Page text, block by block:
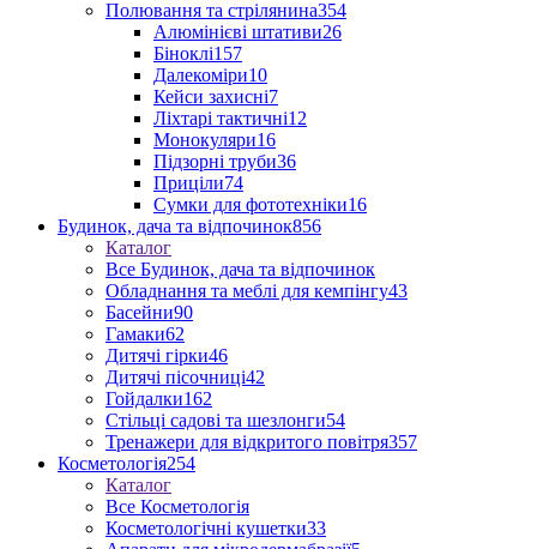
Полювання та стрілянина354
Алюмінієві штативи26
Біноклі157
Далекоміри10
Кейси захисні7
Ліхтарі тактичні12
Монокуляри16
Підзорні труби36
Приціли74
Сумки для фототехніки16
Будинок, дача та відпочинок856
Каталог
Все Будинок, дача та відпочинок
Обладнання та меблі для кемпінгу43
Басейни90
Гамаки62
Дитячі гірки46
Дитячі пісочниці42
Гойдалки162
Стільці садові та шезлонги54
Тренажери для відкритого повітря357
Косметологія254
Каталог
Все Косметологія
Косметологічні кушетки33